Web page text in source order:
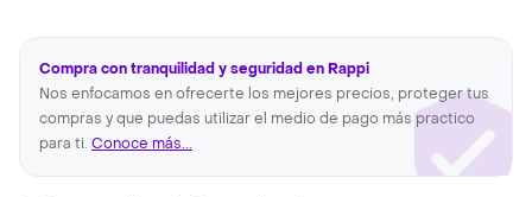
Compra con tranquilidad y seguridad en Rappi
Nos enfocamos en ofrecerte los mejores precios, proteger tus
compras y que puedas utilizar el medio de pago más practico
para ti. Conoce más...